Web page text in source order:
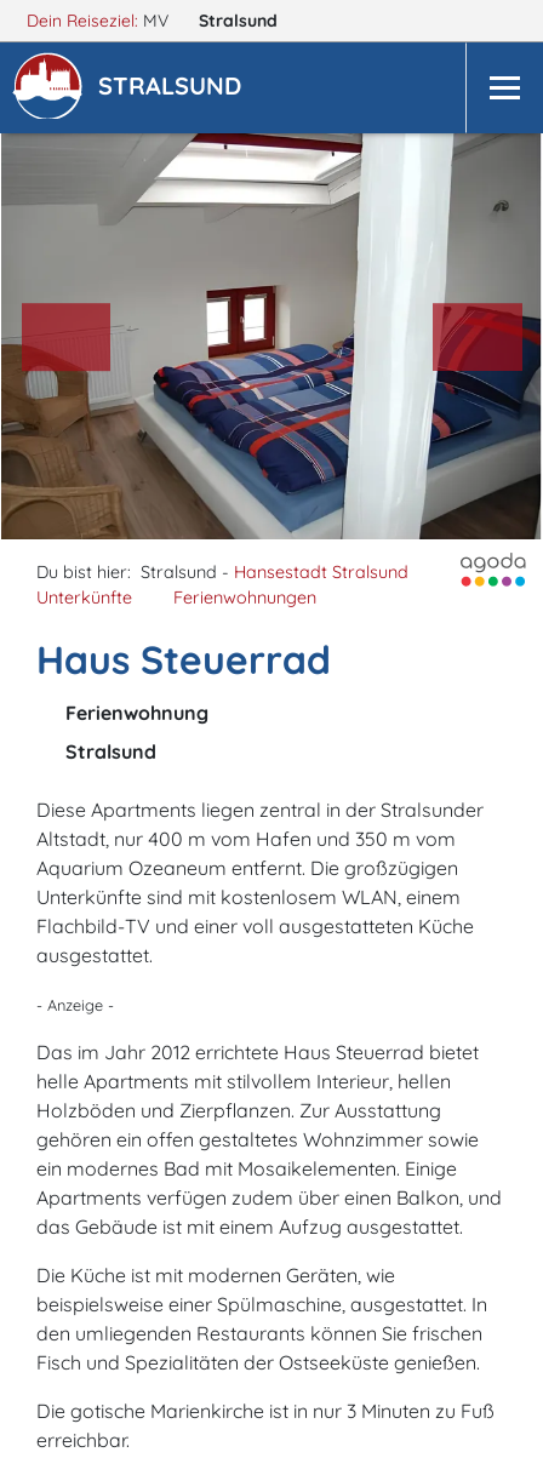
Dein Reiseziel: MV Stralsund
STRALSUND
Du bist hier: Stralsund - Hansestadt Stralsund
Unterkünfte
Ferienwohnungen
Haus Steuerrad
Ferienwohnung
Stralsund
Diese Apartments liegen zentral in der Stralsunder
Altstadt, nur 400 m vom Hafen und 350 m vom
Aquarium Ozeaneum entfernt. Die großzügigen
Unterkünfte sind mit kostenlosem WLAN, einem
Flachbild-TV und einer voll ausgestatteten Küche
ausgestattet.
- Anzeige -
Das im Jahr 2012 errichtete Haus Steuerrad bietet
helle Apartments mit stilvollem Interieur, hellen
Holzböden und Zierpflanzen. Zur Ausstattung
gehören ein offen gestaltetes Wohnzimmer sowie
ein modernes Bad mit Mosaikelementen. Einige
Apartments verfügen zudem über einen Balkon, und
das Gebäude ist mit einem Aufzug ausgestattet.
Die Küche ist mit modernen Geräten, wie
beispielsweise einer Spülmaschine, ausgestattet. In
den umliegenden Restaurants können Sie frischen
Fisch und Spezialitäten der Ostseeküste genießen.
Die gotische Marienkirche ist in nur 3 Minuten zu Fuß
erreichbar.